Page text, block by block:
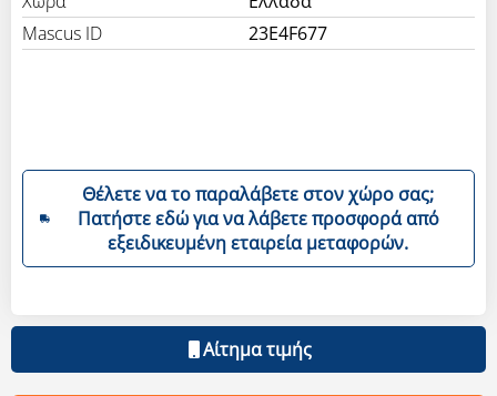
Mascus ID
23E4F677
Θέλετε να το παραλάβετε στον χώρο σας;
Πατήστε εδώ για να λάβετε προσφορά από
εξειδικευμένη εταιρεία μεταφορών.
Αίτημα τιμής